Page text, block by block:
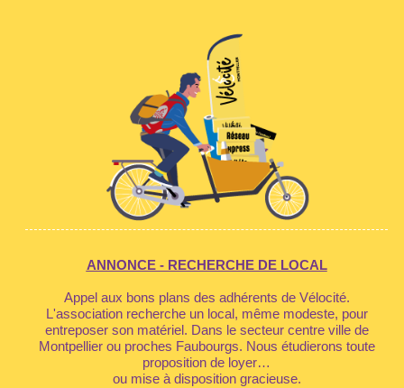
ANNONCE - RECHERCHE DE LOCAL
Appel aux bons plans des adhérents de Vélocité.
L'association recherche un local, même modeste, pour
entreposer son matériel. Dans le secteur centre ville de
Montpellier ou proches Faubourgs. Nous étudierons toute
proposition de loyer…
ou mise à disposition gracieuse.